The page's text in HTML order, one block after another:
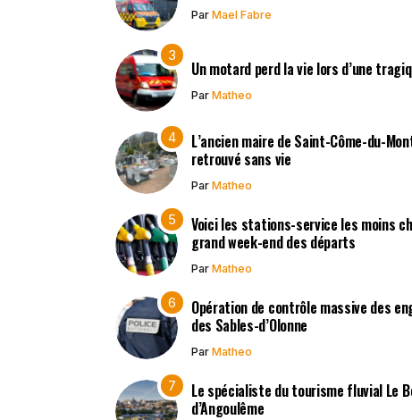
Par Mael Fabre
Un motard perd la vie lors d’une
Par Matheo
L’ancien maire de Saint-Côme-du-
retrouvé sans vie
Par Matheo
Voici les stations-service les moins
grand week-end des départs
Par Matheo
Opération de contrôle massive des
des Sables-d’Olonne
Par Matheo
Le spécialiste du tourisme fluvial Le
d’Angoulême